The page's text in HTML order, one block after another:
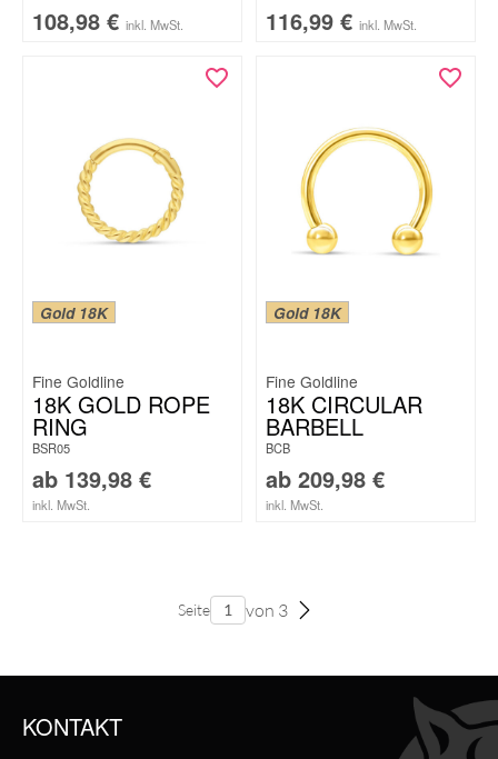
108,98 € inkl. MwSt. 116,99 € inkl. MwSt.
Gold 18K
Fine Goldline
18K GOLD ROPE
RING
BSR05
ab 139,98 €
inkl. MwSt.
Gold 18K
Fine Goldline
18K CIRCULAR
BARBELL
BCB
ab 209,98 €
inkl. MwSt.
Seite von 3
KONTAKT